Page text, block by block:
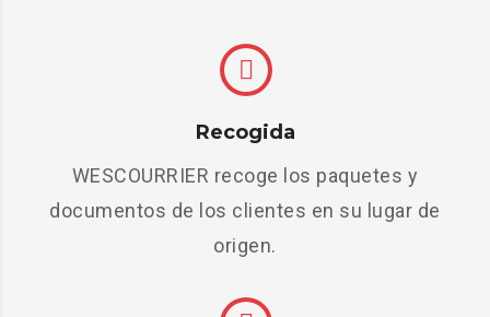
Recogida
WESCOURRIER recoge los paquetes y
documentos de los clientes en su lugar de
origen.